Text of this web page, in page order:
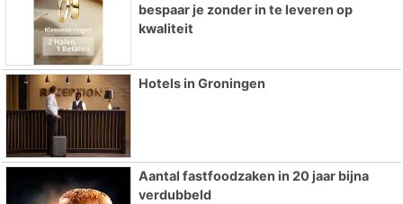
bespaar je zonder in te leveren op
kwaliteit
Hotels in Groningen
Aantal fastfoodzaken in 20 jaar bijna
verdubbeld